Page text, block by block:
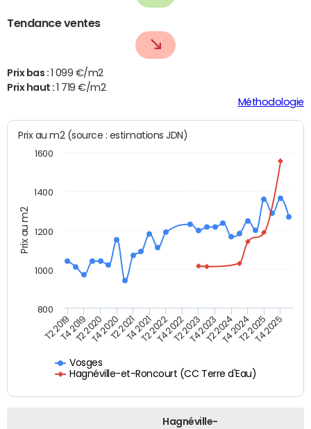
Tendance ventes
Prix bas : 1 099 €/m2
Prix haut :1 719 €/m2
Méthodologie
Prix au m2
Prix au m2 (source : estimations JDN)
Vosges
Hagnéville-et-Roncourt (CC Terre d'Eau)
T2 2019T4 2019T2 2020T4 2020T2 2021T4 2021T2 2022T4 2022T2 2023T4 2023T2 2024T4 2024T2 2025T4 2025
800
1000
1200
1400
1600
Hagnéville-